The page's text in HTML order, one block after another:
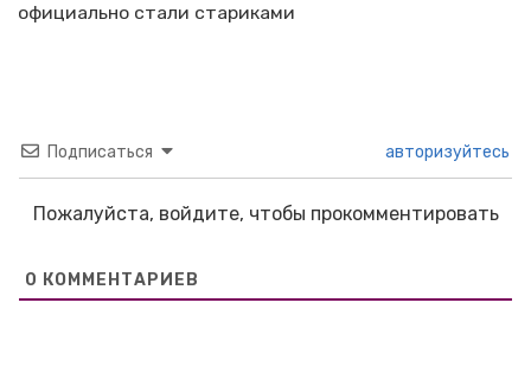
официально стали стариками
Подписаться авторизуйтесь
Пожалуйста, войдите, чтобы прокомментировать
0 КОММЕНТАРИЕВ